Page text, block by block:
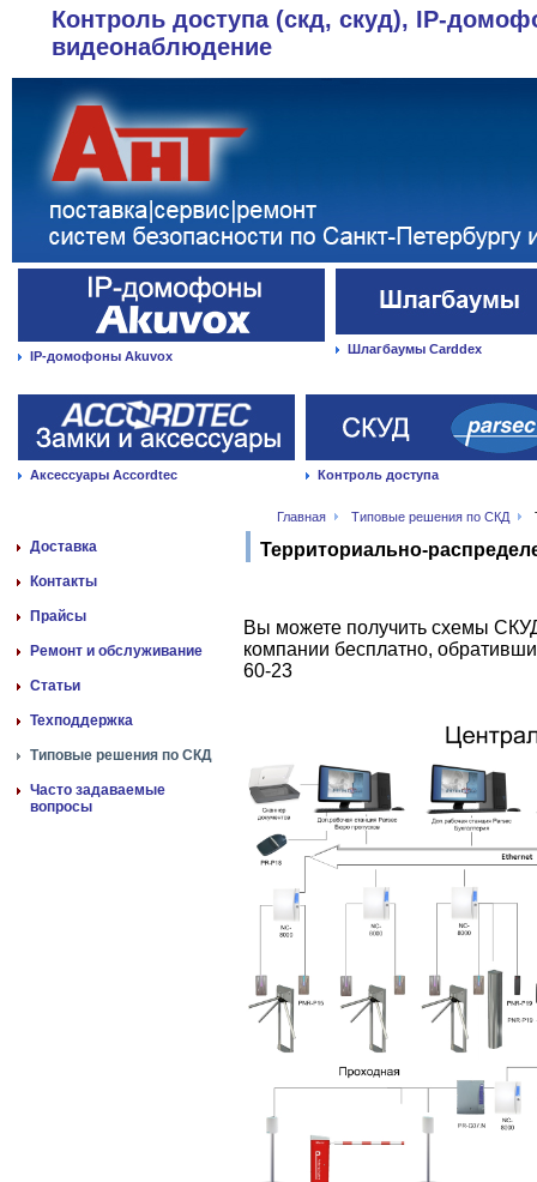
Контроль доступа (скд, скуд), IP-
видеонаблюдение
IP-домофоны Akuvox Шлагбаумы Carddex
Аксессуары Accordtec Контроль доступа
Главная Типовые решения по СКД
Доставка
Контакты
Прайсы
Ремонт и обслуживание
Статьи
Техподдержка
Типовые решения по СКД
Часто задаваемые
вопросы
Территориально-
Вы можете получить схемы
компании бесплатно,
60-23